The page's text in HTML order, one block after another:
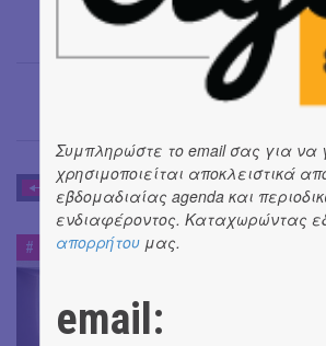
MOM AND THE CITY
# MOM AND THE CITY
Συμπληρώστε το email σας για να
χρησιμοποιείται αποκλειστικά
εβδομαδιαίας agenda και
ενδιαφέροντος. Καταχωρώντας
απορρήτουμας.
email: